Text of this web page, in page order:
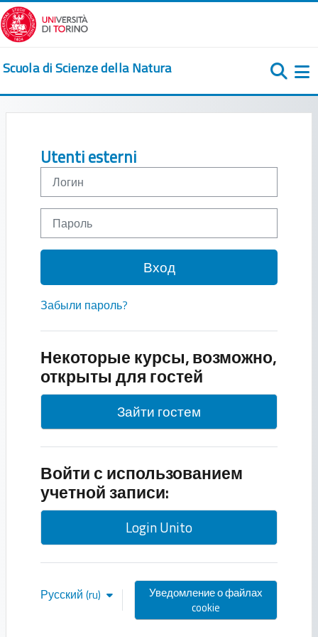
Перейти к основному содержанию
Scuola di Scienze della Natura
Логин
Пароль
Вход
Забыли пароль?
Некоторые курсы, возможно,
открыты для гостей
Зайти гостем
Войти с использованием
учетной записи:
Login Unito
Русский ‎(ru)‎
Уведомление о файлах
cookie